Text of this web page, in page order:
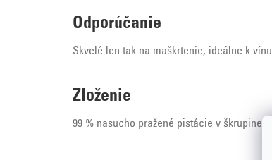
Odporúčanie
Skvelé len tak na maškrtenie, ideálne k
Zloženie
99 % nasucho pražené pistácie v škrupine,